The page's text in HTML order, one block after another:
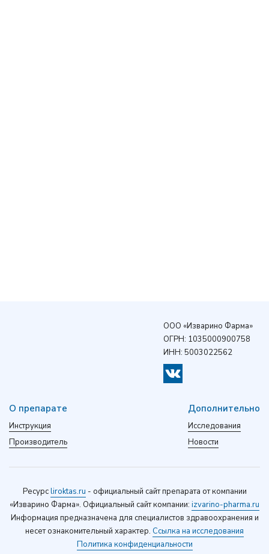
О препарате
Инструкция
Производитель
Дополнительно
Исследования
Новости
ООО «Изварино Фарма»
ОГРН: 1035000900758
ИНН: 5003022562
Ресурсliroktas.ru - официальный сайт препарата от компании
«Изварино Фарма». Официальный сайт компании: izvarino-pharma.ru
Информация предназначена для специалистов здравоохранения и
несет ознакомительный характер. Ссылка на исследования
Политика конфиденциальности